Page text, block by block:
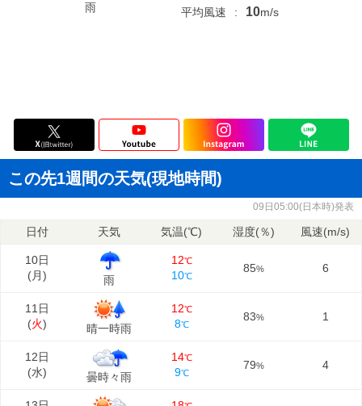
雨
平均風速
: 10m/s
この先1週間の天気(現地時間)
09日05:00(日本時)発表
日付 天気 気温(℃) 湿度(％) 風速(m/s)
10日
(月) 雨
12℃
10℃
85% 6
11日
(火) 晴一時雨
12℃
8℃
83% 1
12日
(水) 曇時々雨
14℃
9℃
79% 4